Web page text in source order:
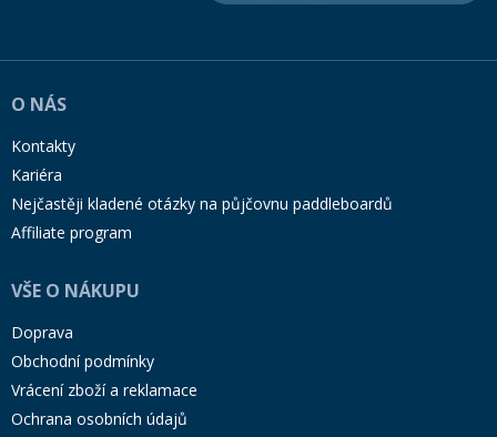
O NÁS
Kontakty
Kariéra
Nejčastěji kladené otázky na půjčovnu paddleboardů
Affiliate program
VŠE O NÁKUPU
Doprava
Obchodní podmínky
Vrácení zboží a reklamace
Ochrana osobních údajů